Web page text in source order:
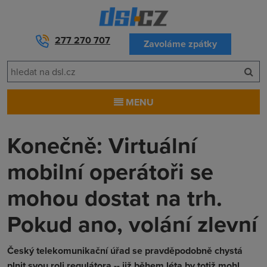
277 270 707 Zavoláme zpátky
MENU
Konečně: Virtuální
mobilní operátoři se
mohou dostat na trh.
Pokud ano, volání zlevní
Český telekomunikační úřad se pravděpodobně chystá